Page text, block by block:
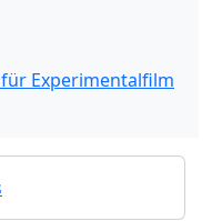
Experimentalfilm